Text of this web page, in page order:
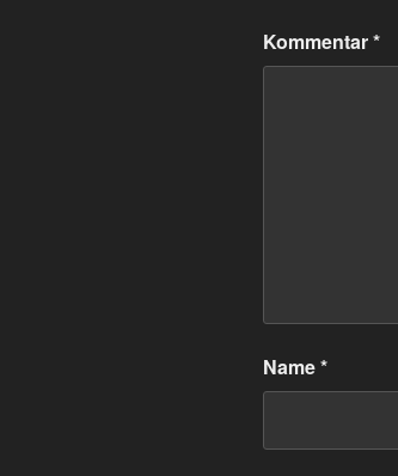
Kommentar*
Name*